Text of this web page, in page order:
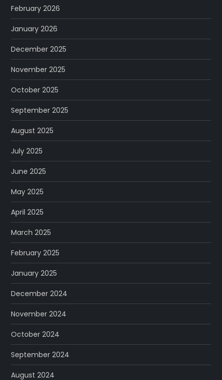
February 2026
January 2026
December 2025
November 2025
October 2025
September 2025
August 2025
July 2025
June 2025
May 2025
April 2025
March 2025
February 2025
January 2025
December 2024
November 2024
October 2024
September 2024
August 2024